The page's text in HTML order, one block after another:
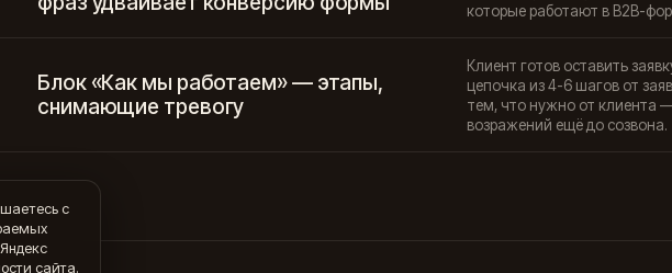
которые работают в B2B-
Блок «Как мы работаем» — этапы,
снимающие тревогу
Клиент готов оставить
цепочка из 4-6 шагов от
тем, что нужно от клиента
возражений ещё до созвона.
с
сайта.